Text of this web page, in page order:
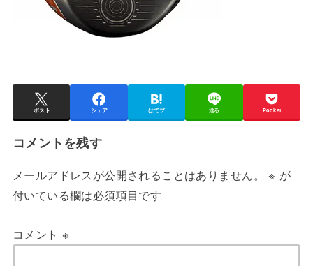
ポスト シェア はてブ 送る Pocket
コメントを残す
メールアドレスが公開されることはありません。 ※ が
付いている欄は必須項目です
コメント ※